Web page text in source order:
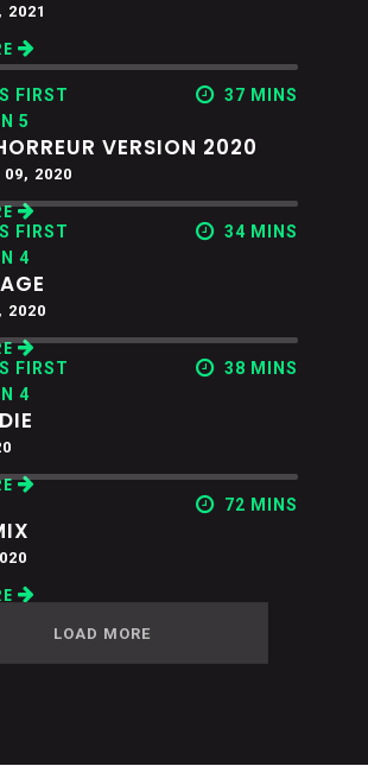
2021
FIRST
5
37 MINS
VERSION 2020
09, 2020
FIRST
4
34 MINS
2020
FIRST
4
38 MINS
72 MINS
LOAD MORE